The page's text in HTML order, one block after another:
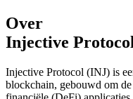
Over
Injective
Injective Protocol (INJ) is
blockchain, gebouwd om